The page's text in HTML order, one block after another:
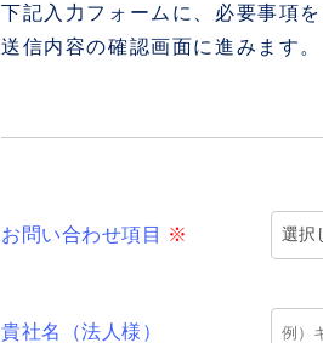
下記入力フォームに、必要事項
送信内容の確認画面に進みます。
お問い合わせ項目 ※
貴社名（法人様）